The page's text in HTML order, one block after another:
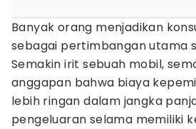
Banyak orang menjadikan
sebagai pertimbangan utama
Semakin irit sebuah mobil,
anggapan bahwa biaya
lebih ringan dalam jangka
pengeluaran selama memiliki